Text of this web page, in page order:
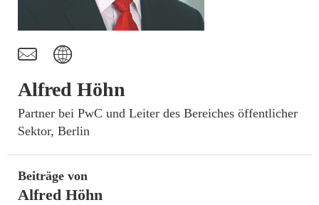
t I
Alfred Höhn
­Partner bei PwC und Leiter des Bereiches öffentlicher
Sektor, Berlin
Beiträge von
Alfred Höhn